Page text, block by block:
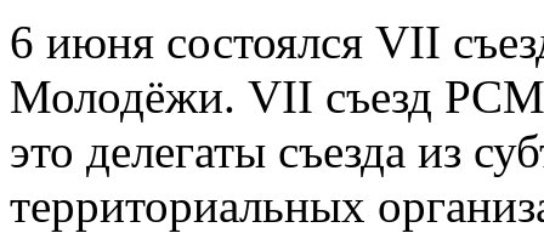
6 июня состоялся VII
Молодёжи. VII съезд РСМ
это делегаты съезда из
территориальных